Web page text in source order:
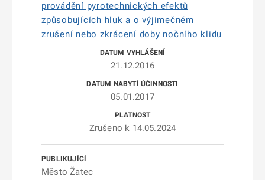
provádění pyrotechnických efektů
způsobujících hluk a o výjimečném
zrušení nebo zkrácení doby nočního klidu
21.12.2016
05.01.2017
Zrušeno k 14.05.2024
Město Žatec